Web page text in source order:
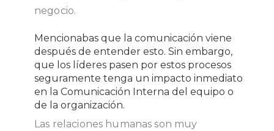
negocio.
Mencionabas que la comunicación viene
después de entender esto. Sin embargo,
que los líderes pasen por estos procesos
seguramente tenga un impacto inmediato
en la Comunicación Interna del equipo o
de la organización.
Las relaciones humanas son muy